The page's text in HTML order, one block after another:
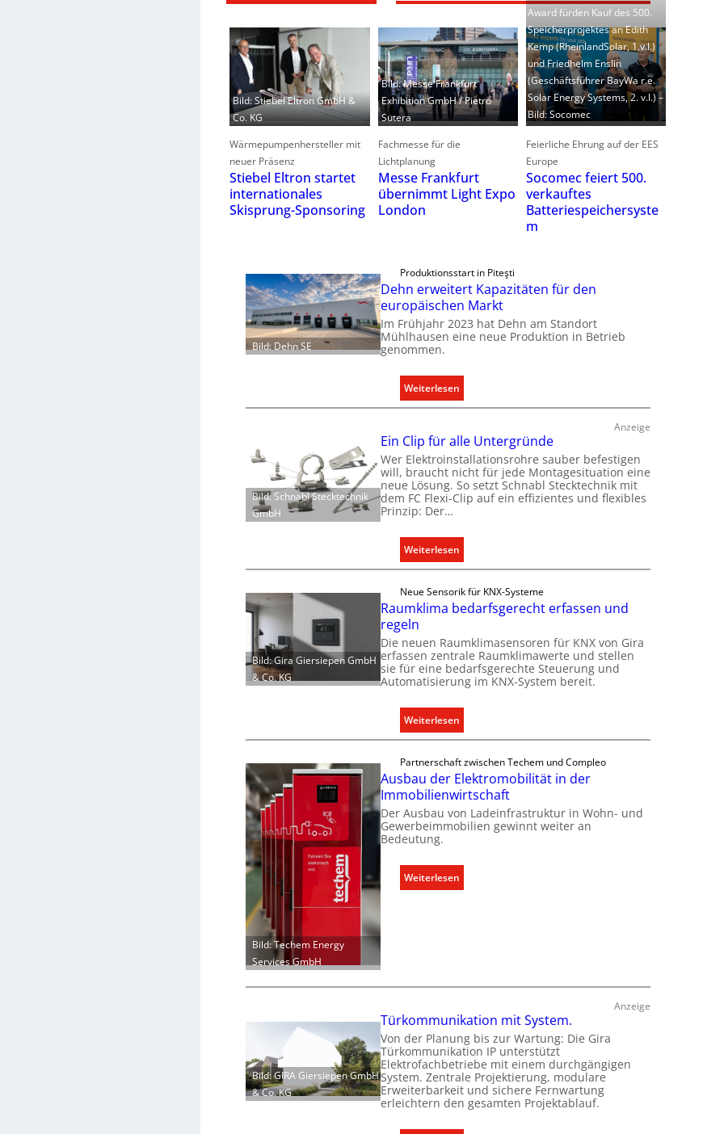
Bild: Stiebel Eltron GmbH &
Co. KG
Wärmepumpenhersteller mit
neuer Präsenz
Stiebel Eltron startet
internationales
Skisprung-Sponsoring
Bild: Messe Frankfurt
Exhibition GmbH / Pietro
Sutera
Fachmesse für die
Lichtplanung
Messe Frankfurt
übernimmt Light Expo
London
Award fürden Kauf des 500.
Speicherprojektes an Edith
Kemp (RheinlandSolar, 1.v.l.)
und Friedhelm Enslin
(Geschäftsführer BayWa r.e.
Solar Energy Systems, 2. v.l.) –
Bild: Socomec
Feierliche Ehrung auf der EES
Europe
Socomec feiert 500.
verkauftes
Batteriespeichersyste
m
Bild: Dehn SE
Produktionsstart in Piteşti
Dehn erweitert Kapazitäten für den
europäischen Markt
Im Frühjahr 2023 hat Dehn am Standort
Mühlhausen eine neue Produktion in Betrieb
genommen.
Weiterlesen:
D
h
n
e
r
w
i
t
e
r
t
a
p
a
i
t
ä
t
e
n
f
ü
d
e
i
c
h
e
n
Anzeige
Bild: Schnabl Stecktechnik
GmbH
Ein Clip für alle Untergründe
Wer Elektroinstallationsrohre sauber befestigen
will, braucht nicht für jede Montagesituation eine
neue Lösung. So setzt Schnabl Stecktechnik mit
dem FC Flexi-Clip auf ein effizientes und flexibles
Prinzip: Der…
Weiterlesen:
E
n
C
i
p
f
r
a
l
e
U
n
g
Bild: Gira Giersiepen GmbH
& Co. KG
Neue Sensorik für KNX-Systeme
Raumklima bedarfsgerecht erfassen und
regeln
Die neuen Raumklimasensoren für KNX von Gira
erfassen zentrale Raumklimawerte und stellen
sie für eine bedarfsgerechte Steuerung und
Automatisierung im KNX-System bereit.
Weiterlesen:
R
u
m
k
l
b
s
e
r
e
c
h
t
e
Bild: Techem Energy
Services GmbH
Partnerschaft zwischen Techem und Compleo
Ausbau der Elektromobilität in der
Immobilienwirtschaft
Der Ausbau von Ladeinfrastruktur in Wohn- und
Gewerbeimmobilien gewinnt weiter an
Bedeutung.
Weiterlesen:
A
e
r
E
l
e
k
r
Anzeige
Bild: GIRA Giersiepen GmbH
& Co. KG
Türkommunikation mit System.
Von der Planung bis zur Wartung: Die Gira
Türkommunikation IP unterstützt
Elektrofachbetriebe mit einem durchgängigen
System. Zentrale Projektierung, modulare
Erweiterbarkeit und sichere Fernwartung
erleichtern den gesamten Projektablauf.